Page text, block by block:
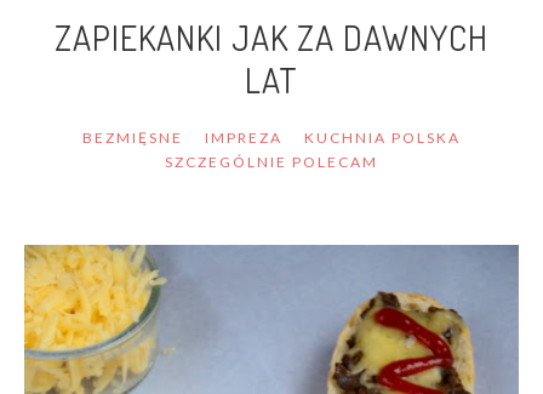
ZAPIEKANKI JAK ZA DAWNYCH
LAT
BEZMIĘSNE IMPREZA
KUCHNIA POLSKA
SZCZEGÓLNIE POLECAM